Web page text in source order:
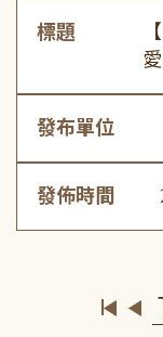
標題
發布單位
發佈時間